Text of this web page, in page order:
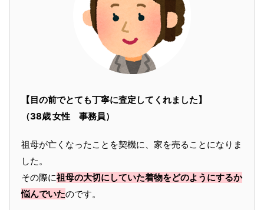
【目の前でとても丁寧に査定してくれました】
（38歳 女性 事務員）
祖母が亡くなったことを契機に、家を売ることになりま
した。
その際に祖母の大切にしていた着物をどのようにするか
悩んでいたのです。